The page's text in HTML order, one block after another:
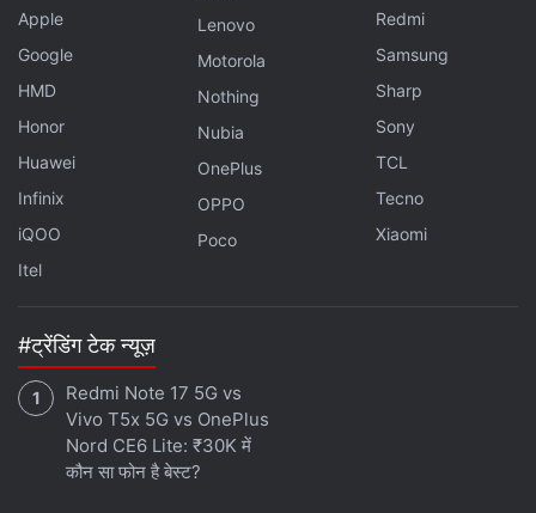
Apple
Google
HMD
Honor
Huawei
Infinix
iQOO
Itel
Lenovo
Motorola
Nothing
Nubia
OnePlus
OPPO
Poco
Redmi
Samsung
Sharp
Sony
TCL
Tecno
Xiaomi
#ट्रेंडिंग टेक न्यूज़
Redmi Note 17 5G vs
Vivo T5x 5G vs OnePlus
Nord CE6 Lite: ₹30K में
कौन सा फोन है बेस्ट?